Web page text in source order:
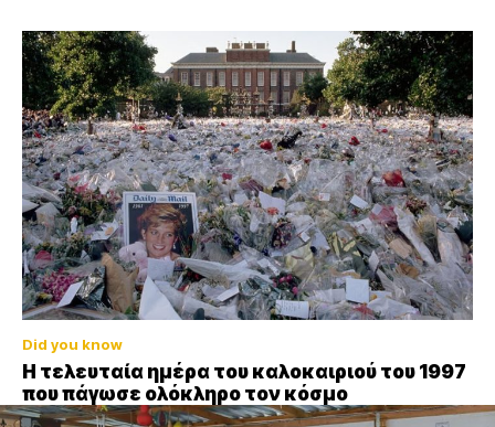
Did you know
Η τελευταία ημέρα του καλοκαιριού του 1997
που πάγωσε ολόκληρο τον κόσμο